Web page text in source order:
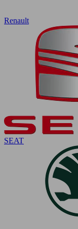
Renault
SEAT